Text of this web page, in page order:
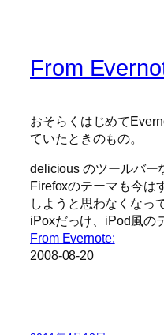
From
おそらくはじめて
ていたときのもの。
delicious のツールバー
Firefoxのテーマも今は
しようと思わなくなっ
iPoxだっけ、iPod風の
From Evernote:
2008-08-20